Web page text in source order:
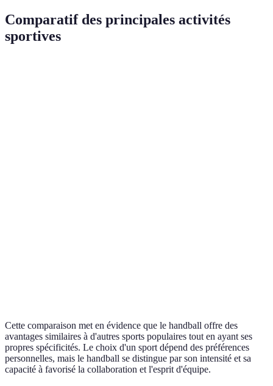
Comparatif des principales activités
sportives
Cette comparaison met en évidence que le handball offre des
avantages similaires à d'autres sports populaires tout en ayant ses
propres spécificités. Le choix d'un sport dépend des préférences
personnelles, mais le handball se distingue par son intensité et sa
capacité à favorisé la collaboration et l'esprit d'équipe.